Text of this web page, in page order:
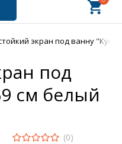
экран под ванну
под
см белый
(0)